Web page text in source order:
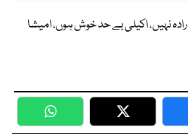
نہیں، اکیلی بے حد خوش ہوں، امیشا
WhatsApp Twitter